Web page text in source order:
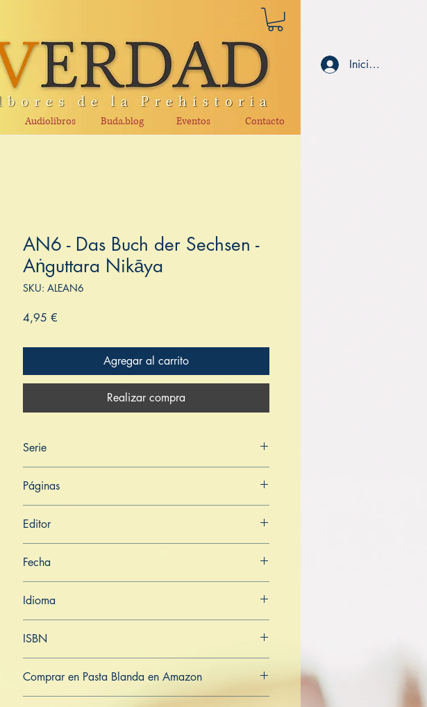
Audiolibros Buda.blog Eventos Contacto
Iniciar sesión
AN6 - Das Buch der Sechsen -
Aṅguttara Nikāya
SKU: ALEAN6
4,95 €
Agregar al carrito
Realizar compra
Serie
Páginas
Editor
Fecha
Idioma
ISBN
Comprar en Pasta Blanda en Amazon